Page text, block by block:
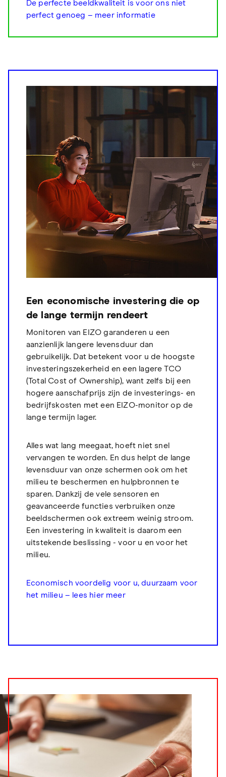
De perfecte beeldkwaliteit is voor ons niet
perfect genoeg – meer informatie
Een economische investering die op
de lange termijn rendeert
Monitoren van EIZO garanderen u een
aanzienlijk langere levensduur dan
gebruikelijk. Dat betekent voor u de hoogste
investeringszekerheid en een lagere TCO
(Total Cost of Ownership), want zelfs bij een
hogere aanschafprijs zijn de investerings- en
bedrijfskosten met een EIZO-monitor op de
lange termijn lager.
Alles wat lang meegaat, hoeft niet snel
vervangen te worden. En dus helpt de lange
levensduur van onze schermen ook om het
milieu te beschermen en hulpbronnen te
sparen. Dankzij de vele sensoren en
geavanceerde functies verbruiken onze
beeldschermen ook extreem weinig stroom.
Een investering in kwaliteit is daarom een
uitstekende beslissing - voor u en voor het
milieu.
Economisch voordelig voor u, duurzaam voor
het milieu – lees hier meer